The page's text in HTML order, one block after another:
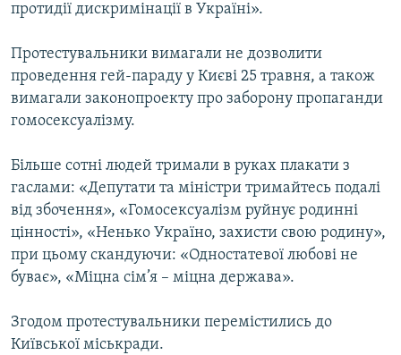
протидії дискримінації в Україні».
Протестувальники вимагали не дозволити
проведення гей-параду у Києві 25 травня, а також
вимагали законопроекту про заборону пропаганди
гомосексуалізму.
Більше сотні людей тримали в руках плакати з
гаслами: «Депутати та міністри тримайтесь подалі
від збочення», «Гомосексуалізм руйнує родинні
цінності», «Ненько Україно, захисти свою родину»,
при цьому скандуючи: «Одностатевої любові не
буває», «Міцна сім’я – міцна держава».
Згодом протестувальники перемістились до
Київської міськради.